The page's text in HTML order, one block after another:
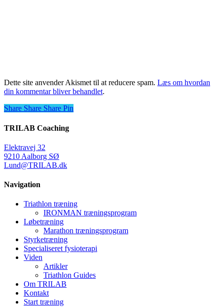
Dette site anvender Akismet til at reducere spam. Læs om hvordan
din kommentar bliver behandlet.
Share
Share Share Share Pin
TRILAB Coaching
Elektravej 32
9210 Aalborg SØ
Lund@TRILAB.dk
Navigation
Triathlon træning
IRONMAN træningsprogram
Løbetræning
Marathon træningsprogram
Styrketræning
Specialiseret fysioterapi
Viden
Artikler
Triathlon Guides
Om TRILAB
Kontakt
Start træning